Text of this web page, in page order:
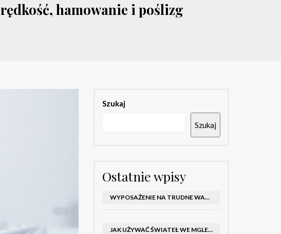
hamowanie i poślizg
Szukaj
Szukaj
Ostatnie wpisy
WYPOSAŻENIE NA TRUDNE WARUNKI W SAMOCHODZIE: CO MIEĆ ZIMĄ, W TRASIE I NA WYPADEK AWARII
JAK UŻYWAĆ ŚWIATEŁ WE MGLE – KIEDY WŁĄCZYĆ MIJANIA I PRZECIWMGIELNE ORAZ CZEGO NIE ROBIĆ